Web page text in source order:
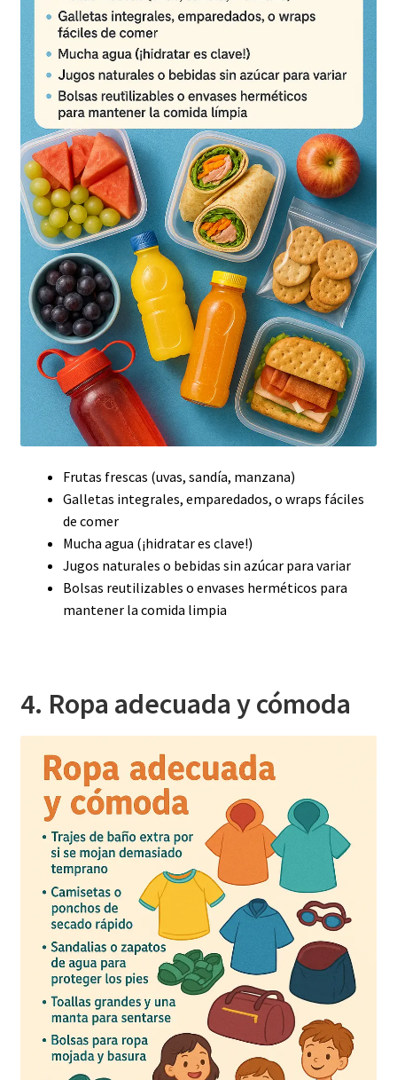
Frutas frescas (uvas, sandía, manzana)
Galletas integrales, emparedados, o wraps fáciles
de comer
Mucha agua (¡hidratar es clave!)
Jugos naturales o bebidas sin azúcar para variar
Bolsas reutilizables o envases herméticos para
mantener la comida limpia
4. Ropa adecuada y cómoda